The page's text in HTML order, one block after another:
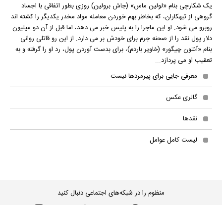
یک شکارچی بنام «لولین ماس» (جاش برولین) روزی بطور اتفاقی با اجساد
گروهی از تبهکاران، که بخاطر بهم خوردن معامله مواد مخدر یکدیگر را کشته اند
روبرو می شود. او این ماجرا را به پلیس خبر می دهد، اما قبل از آن دو میلیون
دلار پول نقد را از صحنه جرم برای خودش بر می دارد. از این رو قاتلی روانی
بنام «آنتون چیگور» (خاویر باردم)، برای بدست آوردن پول، رد او را گرفته و به
تعقیب او می پردازد...
معرفی جایی برای پیرمردها نیست
گالری عکس
نقدها
لیست کامل عوامل
منظوم را در شبکه‌های اجتماعی دنبال کنید